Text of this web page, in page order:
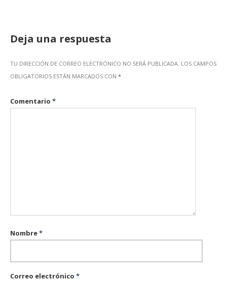
Deja una respuesta
TU DIRECCIÓN DE CORREO ELECTRÓNICO NO SERÁ PUBLICADA. LOS CAMPOS
OBLIGATORIOS ESTÁN MARCADOS CON *
Comentario *
Nombre*
Correo electrónico *